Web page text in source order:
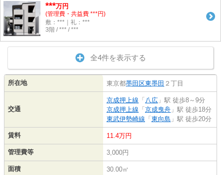
***万円
(管理費・共益費 ***円)
敷：***｜礼：***
3階 / *** / ***
全4件を表示する
所在地 東京都墨田区東墨田 ２丁目
交通
京成押上線 「 八広 」駅 徒歩8～9分
京成押上線 「 京成曳舟 」駅 徒歩18分
東武伊勢崎線 「 東向島 」駅 徒歩20分
賃料 11.4万円
管理費等 3,000円
面積 30.00㎡